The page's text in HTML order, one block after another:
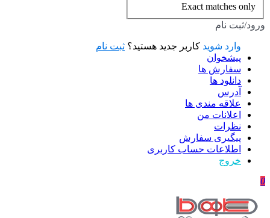
Exact matches only
ورود/ثبت نام
وارد شوید کاربر جدید هستید؟ ثبت نام
پیشخوان
سفارش ها
دانلود ها
آدرس
علاقه مندی ها
اعلانات من
نظرات
پیگیری سفارش
اطلاعات حساب كاربری
خروج
0